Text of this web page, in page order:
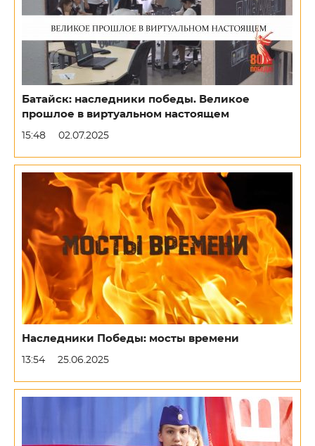
Батайск: наследники победы. Великое
прошлое в виртуальном настоящем
15:48 02.07.2025
Наследники Победы: мосты времени
13:54 25.06.2025